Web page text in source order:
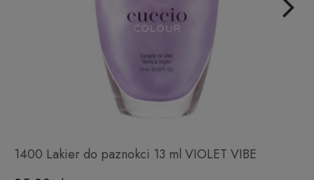
1400 Lakier do paznokci 13 ml VIOLET VIBE